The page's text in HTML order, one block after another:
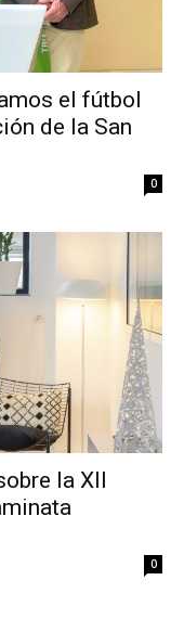
el fútbol
de la San
0
la XII
0